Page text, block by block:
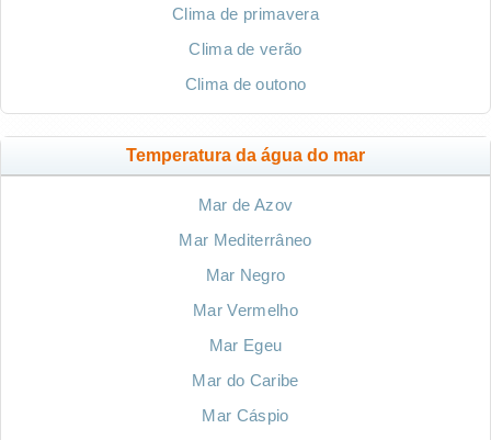
Clima de primavera
Clima de verão
Clima de outono
Temperatura da água do mar
Mar de Azov
Mar Mediterrâneo
Mar Negro
Mar Vermelho
Mar Egeu
Mar do Caribe
Mar Cáspio